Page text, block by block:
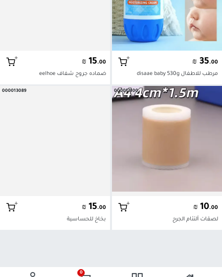
0
₪ 35.00
+
مرطب للاطفال disaae baby 530g
000013100
₪ 10.00
+
لصقات ألتئام الجرح
₪ 15.00
+
ضماده جروح شفاف eelhoe
000013089
₪ 15.00
+
بخاخ للحساسية